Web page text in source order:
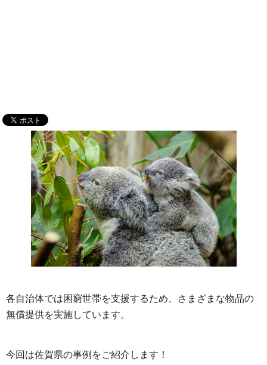
各自治体では困窮世帯を支援するため、さまざまな物品の
無償提供を実施しています。
今回は佐賀県の事例をご紹介します！